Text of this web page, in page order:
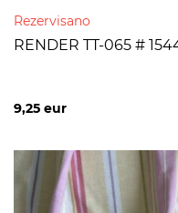
Rezervisano
RENDER TT-065 #
9,25 eur